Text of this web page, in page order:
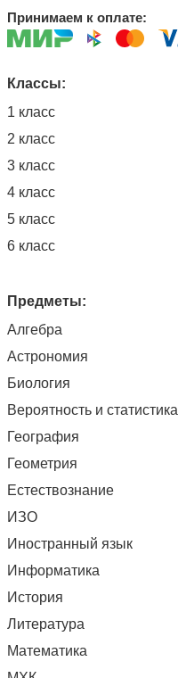
Принимаем к оплате:
Классы:
1 класс
2 класс
3 класс
4 класс
5 класс
6 класс
Предметы:
Алгебра
Астрономия
Биология
Вероятность и статистика
География
Геометрия
Естествознание
ИЗО
Иностранный язык
Информатика
История
Литература
Математика